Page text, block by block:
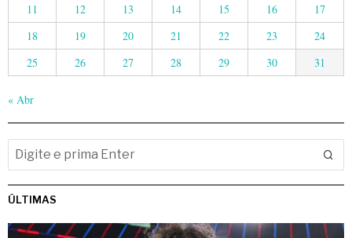
11
12 13 14 15 16
17
18
19 20 21 22 23
24
25
26 27 28 29 30 31
« Abr
ÚLTIMAS